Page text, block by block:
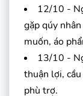
12/10 -
gặp qúy
muốn, áo
13/10 -
thuận lợi,
phù trợ.